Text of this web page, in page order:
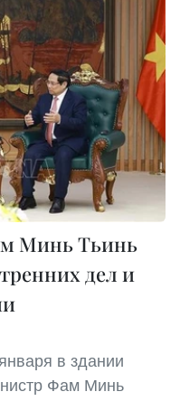
Минь Тьинь
дел и
в здании
Фам Минь